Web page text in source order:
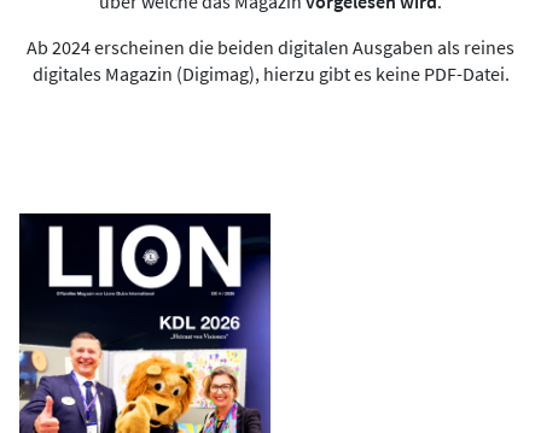
Ab 2024 erscheinen die beiden digitalen Ausgaben als reines
digitales Magazin (Digimag), hierzu gibt es keine PDF-Datei.